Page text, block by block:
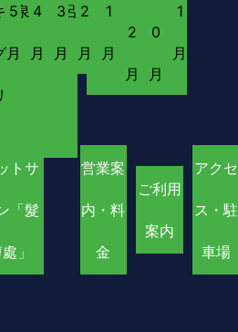
泉 呂
5
月
4
月
3
月
2
月
1
月
2
月
0
月
1
月
トサ
「髮
」
営業案
内・料
金
ご利用
案内
アクセ
ス・駐
車場